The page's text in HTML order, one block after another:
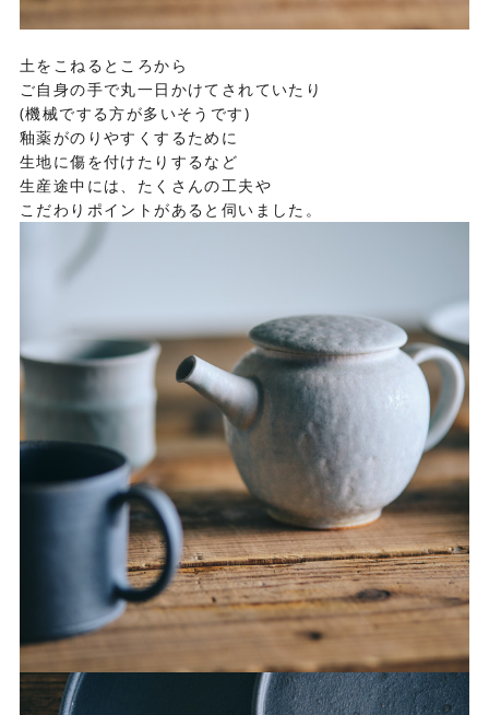
土をこねるところから
ご自身の手で丸一日かけてされていたり
(機械でする方が多いそうです)
釉薬がのりやすくするために
生地に傷を付けたりするなど
生産途中には、たくさんの工夫や
こだわりポイントがあると伺いました。